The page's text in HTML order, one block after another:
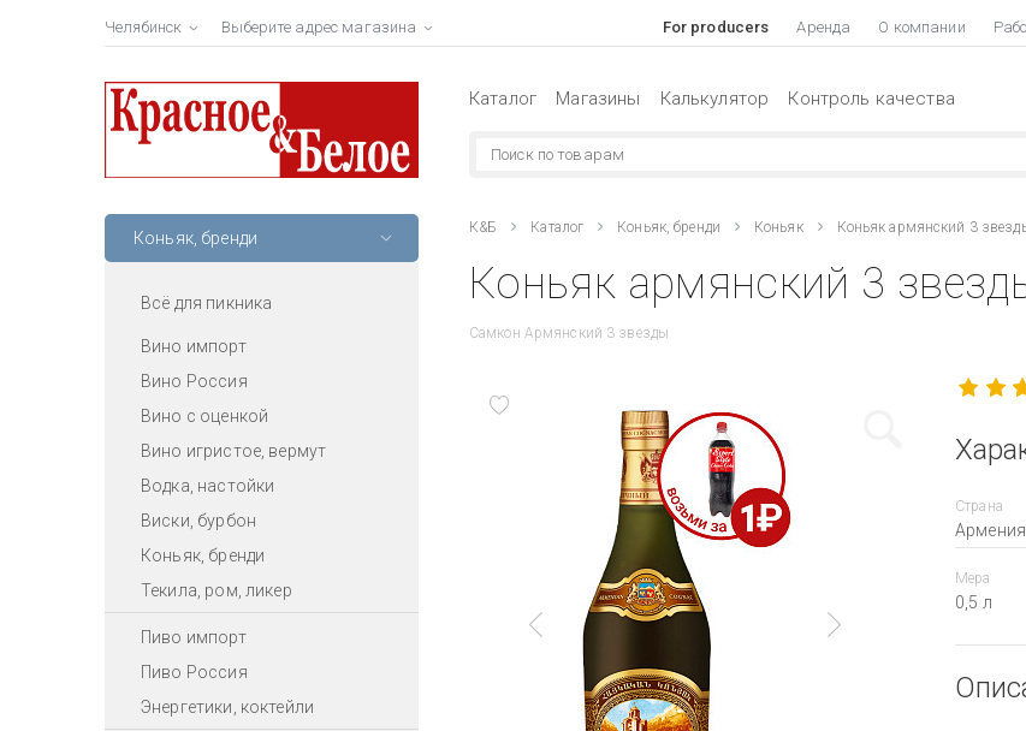
Челябинск Выберите адрес магазина For producers Аренда О компании
Каталог Магазины Калькулятор Контроль качества
Коньяк, бренди
Всё для пикника
Вино импорт
Вино Россия
Вино с оценкой
Вино игристое, вермут
Водка, настойки
Виски, бурбон
Коньяк, бренди
Текила, ром, ликер
Пиво импорт
Пиво Россия
Энергетики, коктейли
К&Б Каталог Коньяк, бренди Коньяк Коньяк армянский 3
Коньяк армянский 3
Самкон Армянский 3 звезды
Страна
Армения
Мера
0,5 л